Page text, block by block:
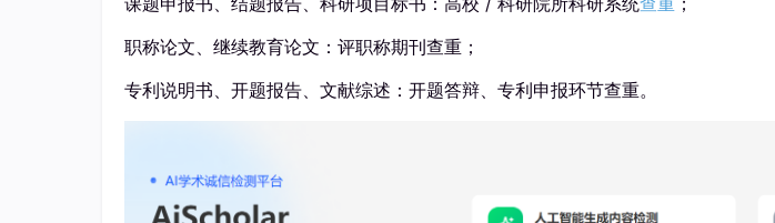
职称论文、继续教育论文：评职称期刊查重；
专利说明书、开题报告、文献综述：开题答辩、专利申报环节查重。